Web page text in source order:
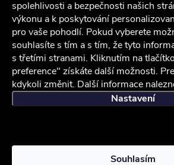
spolehlivosti a bezpečnosti našich
výkonu a k poskytování
pro vaše pohodlí. Pokud vyberete
souhlasíte s tím a s tím, že tyto
s třetími stranami. Kliknutím na
preference" získáte další možnosti.
kdykoli změnit. Další informace
Nastavení
Souhlasím
iocel.cz Obchodní podmínky
Vytvořil Shoptet